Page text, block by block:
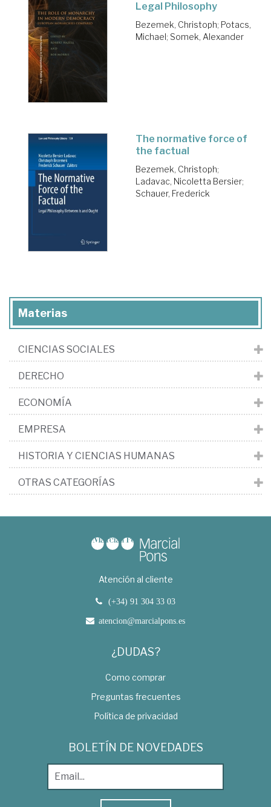
Legal Philosophy
Bezemek, Christoph; Potacs,
Michael; Somek, Alexander
The normative force of
the factual
Bezemek, Christoph;
Ladavac, Nicoletta Bersier;
Schauer, Frederick
Materias
CIENCIAS SOCIALES
DERECHO
ECONOMÍA
EMPRESA
HISTORIA Y CIENCIAS HUMANAS
OTRAS CATEGORÍAS
Atención al cliente
(+34) 91 304 33 03
atencion@marcialpons.es
¿DUDAS?
Como comprar
Preguntas frecuentes
Política de privacidad
BOLETÍN DE NOVEDADES